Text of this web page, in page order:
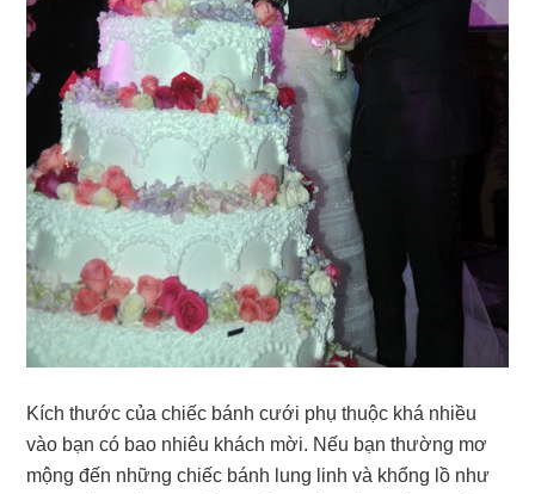
Kích thước của chiếc bánh cưới phụ thuộc khá nhiều
vào bạn có bao nhiêu khách mời. Nếu bạn thường mơ
mộng đến những chiếc bánh lung linh và khổng lồ như